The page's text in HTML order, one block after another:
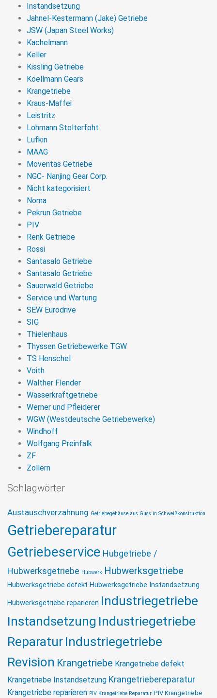
Instandsetzung
Jahnel-Kestermann (Jake) Getriebe
JSW (Japan Steel Works)
Kachelmann
Keller
Kissling Getriebe
Koellmann Gears
Krangetriebe
Kraus-Maffei
Leistritz
Lohmann Stolterfoht
Lufkin
MAAG
Moventas Getriebe
NGC- Nanjing Gear Corp.
Nicht kategorisiert
Noma
Pekrun Getriebe
PIV
Renk Getriebe
Rossi
Santasalo Getriebe
Santasalo Getriebe
Sauerwald Getriebe
Service und Wartung
SEW Eurodrive
SIG
Thielenhaus
Thyssen Getriebewerke TGW
TS Henschel
Voith
Walther Flender
Wasserkraftgetriebe
Werner und Pfleiderer
WGW (Westdeutsche Getriebewerke)
Windhoff
Wolfgang Preinfalk
ZF
Zollern
Schlagwörter
Austauschverzahnung Getriebegehäuse aus Guss in Schweißkonstruktion
Getriebereparatur
Getriebeservice Hubgetriebe /
Hubwerksgetriebe Hubwerk Hubwerksgetriebe
Hubwerksgetriebe defekt Hubwerksgetriebe Instandsetzung
Hubwerksgetriebe reparieren Industriegetriebe
Instandsetzung Industriegetriebe
Reparatur Industriegetriebe
Revision Krangetriebe Krangetriebe defekt
Krangetriebe Instandsetzung Krangetriebereparatur
Krangetriebe reparieren PIV Krangetriebe Reparatur PIV Krangetriebe